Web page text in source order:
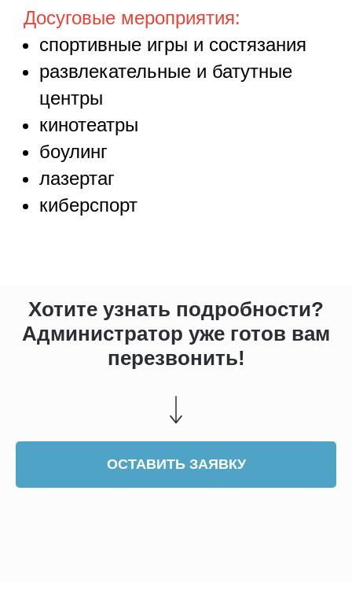
Досуговые мероприятия:
спортивные игры и состязания
развлекательные и батутные
центры
кинотеатры
боулинг
лазертаг
киберспорт
Хотите узнать подробности?
Администратор уже готов вам
перезвонить!
ОСТАВИТЬ ЗАЯВКУ